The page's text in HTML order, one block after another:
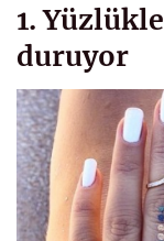
1.
duruyor